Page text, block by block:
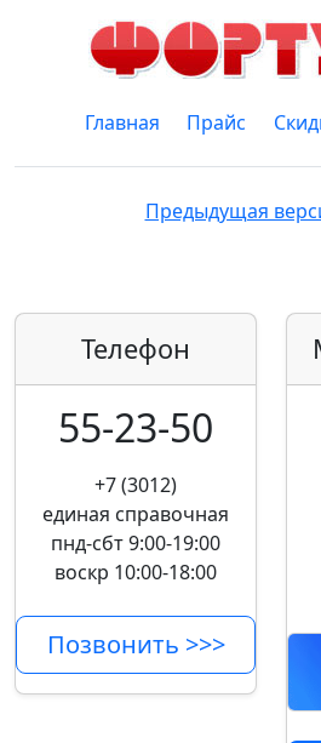
Главная Прайс
Предыдущая
Телефон
55-23-50
+7 (3012)
единая справочная
пнд-сбт 9:00-19:00
воскр 10:00-18:00
Позвонить >>>